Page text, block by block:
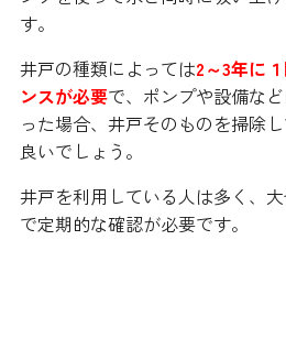
す。
井戸の種類によっては2～3年に
ンスが必要で、ポンプや設備な
った場合、井戸そのものを掃除
良いでしょう。
井戸を利用している人は多く、
で定期的な確認が必要です。